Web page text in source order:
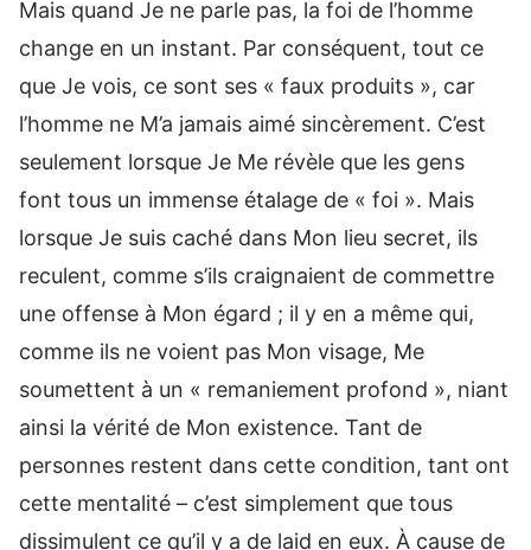
Mais quand Je ne parle pas, la foi de l’homme
change en un instant. Par conséquent, tout ce
que Je vois, ce sont ses « faux produits », car
l’homme ne M’a jamais aimé sincèrement. C’est
seulement lorsque Je Me révèle que les gens
font tous un immense étalage de « foi ». Mais
lorsque Je suis caché dans Mon lieu secret, ils
reculent, comme s’ils craignaient de commettre
une offense à Mon égard ; il y en a même qui,
comme ils ne voient pas Mon visage, Me
soumettent à un « remaniement profond », niant
ainsi la vérité de Mon existence. Tant de
personnes restent dans cette condition, tant ont
cette mentalité – c’est simplement que tous
dissimulent ce qu’il y a de laid en eux. À cause de